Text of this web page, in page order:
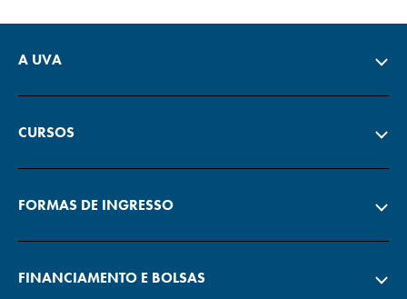
A UVA
CURSOS
FORMAS DE INGRESSO
FINANCIAMENTO E BOLSAS